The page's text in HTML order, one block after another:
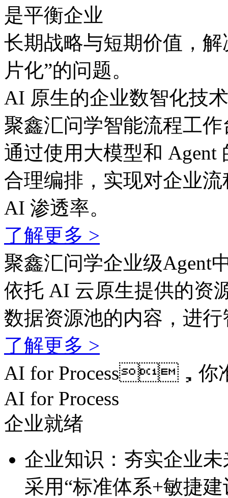
是平衡企业
长期战略与短期价值，
片化”的问题。
AI 原生的企业数智化技
聚鑫汇问学智能流程工作
通过使用大模型和 Agent
合理编排，实现对企业
AI 渗透率。
了解更多 >
聚鑫汇问学企业级Agent
依托 AI 云原生提供的资源
数据资源池的内容，
了解更多 >
AI for Process，你
AI for Process
企业就绪
企业知识：夯实企业
采用“标准体系+敏捷